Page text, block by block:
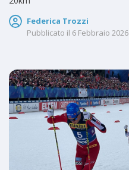
Federica Trozzi
Pubblicato il 6 Febbraio 2026